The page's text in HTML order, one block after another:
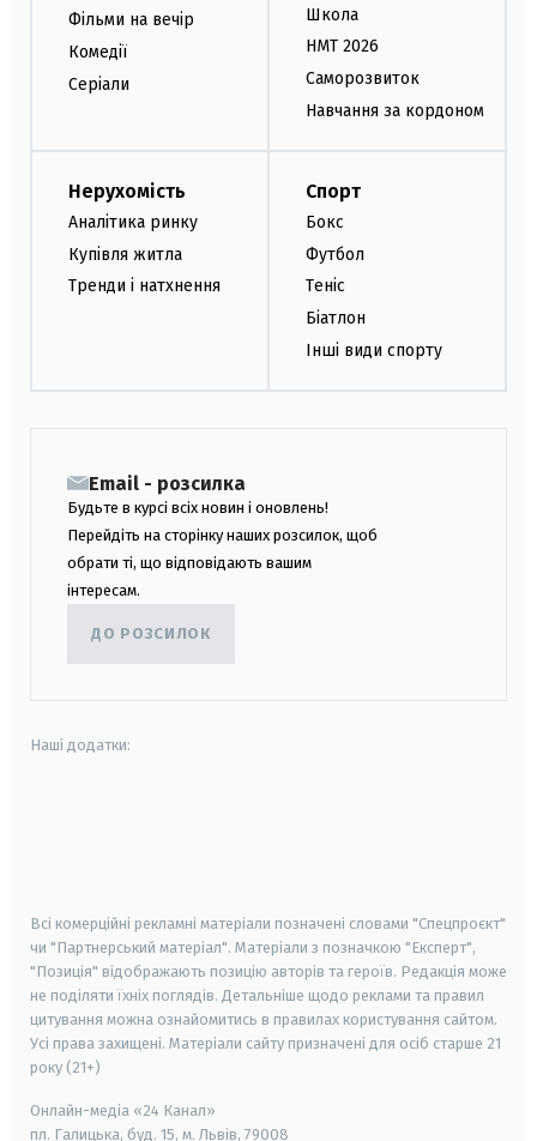
Фільми на вечір
Комедії
Серіали
Школа
НМТ 2026
Саморозвиток
Навчання за кордоном
Нерухомість
Аналітика ринку
Купівля житла
Тренди і натхнення
Спорт
Бокс
Футбол
Теніс
Біатлон
Інші види спорту
Email - розсилка
Будьте в курсі всіх новин і оновлень!
Перейдіть на сторінку наших розсилок, щоб
обрати ті, що відповідають вашим
інтересам.
ДО РОЗСИЛОК
Наші додатки:
Всі комерційні рекламні матеріали позначені словами "Спецпроєкт"
чи "Партнерський матеріал". Матеріали з позначкою "Експерт",
"Позиція" відображають позицію авторів та героїв. Редакція може
не поділяти їхніх поглядів. Детальніше щодо реклами та правил
цитування можна ознайомитись в правилах користування сайтом.
Усі права захищені. Матеріали сайту призначені для осіб старше 21
року (21+)
Онлайн-медіа «24 Канал»
пл. Галицька, буд. 15, м. Львів, 79008